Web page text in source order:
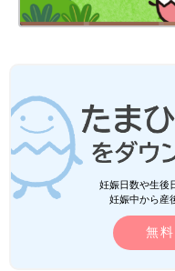
妊娠日数や生後
妊娠中から産
無